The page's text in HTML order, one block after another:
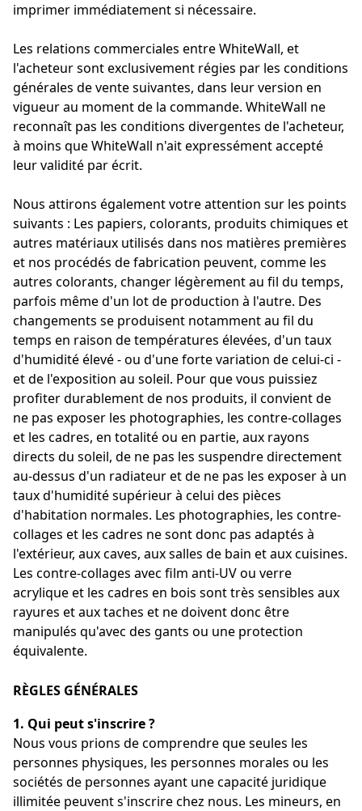
imprimer immédiatement si nécessaire.
Les relations commerciales entre WhiteWall, et
l'acheteur sont exclusivement régies par les conditions
générales de vente suivantes, dans leur version en
vigueur au moment de la commande. WhiteWall ne
reconnaît pas les conditions divergentes de l'acheteur,
à moins que WhiteWall n'ait expressément accepté
leur validité par écrit.
Nous attirons également votre attention sur les points
suivants : Les papiers, colorants, produits chimiques et
autres matériaux utilisés dans nos matières premières
et nos procédés de fabrication peuvent, comme les
autres colorants, changer légèrement au fil du temps,
parfois même d'un lot de production à l'autre. Des
changements se produisent notamment au fil du
temps en raison de températures élevées, d'un taux
d'humidité élevé - ou d'une forte variation de celui-ci -
et de l'exposition au soleil. Pour que vous puissiez
profiter durablement de nos produits, il convient de
ne pas exposer les photographies, les contre-collages
et les cadres, en totalité ou en partie, aux rayons
directs du soleil, de ne pas les suspendre directement
au-dessus d'un radiateur et de ne pas les exposer à un
taux d'humidité supérieur à celui des pièces
d'habitation normales. Les photographies, les contre-
collages et les cadres ne sont donc pas adaptés à
l'extérieur, aux caves, aux salles de bain et aux cuisines.
Les contre-collages avec film anti-UV ou verre
acrylique et les cadres en bois sont très sensibles aux
rayures et aux taches et ne doivent donc être
manipulés qu'avec des gants ou une protection
équivalente.
RÈGLES GÉNÉRALES
1. Qui peut s'inscrire ?
Nous vous prions de comprendre que seules les
personnes physiques, les personnes morales ou les
sociétés de personnes ayant une capacité juridique
illimitée peuvent s'inscrire chez nous. Les mineurs, en